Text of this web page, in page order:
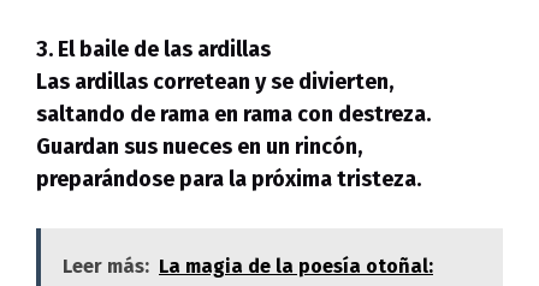
3. El baile de las ardillas
Las ardillas corretean y se divierten,
saltando de rama en rama con destreza.
Guardan sus nueces en un rincón,
preparándose para la próxima tristeza.
Leer más: La magia de la poesía otoñal: